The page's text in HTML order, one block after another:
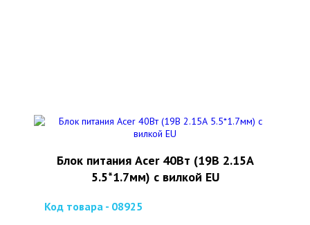
Блок питания Acer 40Вт (19В 2.15А
5.5*1.7мм) с вилкой EU
Код товара - 08925